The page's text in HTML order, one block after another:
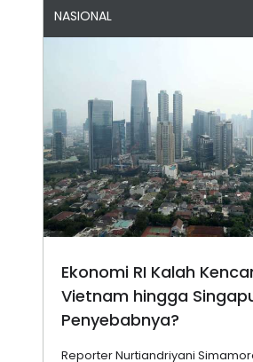
NASIONAL
Ekonomi RI Kalah
Vietnam hingga
Penyebabnya?
Reporter Nurtiandriyani